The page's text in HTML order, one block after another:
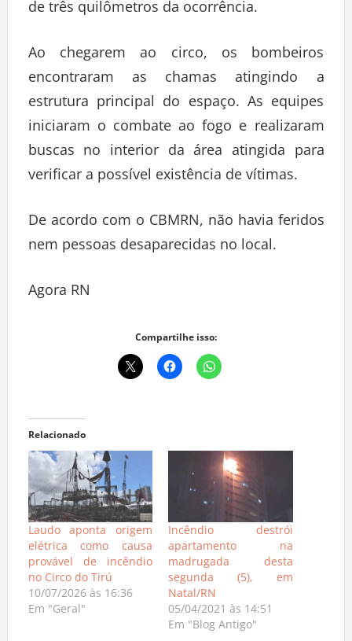
de três quilômetros da ocorrência.
Ao chegarem ao circo, os bombeiros
encontraram as chamas atingindo a
estrutura principal do espaço. As equipes
iniciaram o combate ao fogo e realizaram
buscas no interior da área atingida para
verificar a possível existência de vítimas.
De acordo com o CBMRN, não havia feridos
nem pessoas desaparecidas no local.
Agora RN
Compartilhe isso:
Relacionado
Laudo aponta origem
elétrica como causa
provável de incêndio
no Circo do Tirú
10/07/2026 às 16:36
Em "Geral"
Incêndio destrói
apartamento na
madrugada desta
segunda (5), em
Natal/RN
05/04/2021 às 14:51
Em "Blog Antigo"